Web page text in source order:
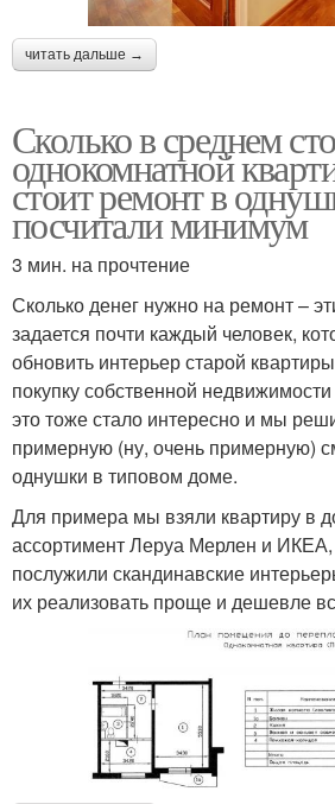
читать дальше →
Сколько в среднем
однокомнатной
стоит ремонт в
посчитали минимум
3 мин. на прочтение
Сколько денег нужно на ремонт –
задается почти каждый человек,
обновить интерьер старой
покупку собственной
это тоже стало интересно и мы
примерную (ну, очень примерную)
однушки в типовом доме.
Для примера мы взяли квартиру в
ассортимент Леруа Мерлен и
послужили скандинавские
их реализовать проще и дешевле